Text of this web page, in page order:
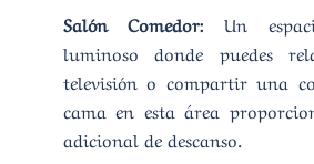
Salón Comedor: Un
luminoso donde puedes
televisión o compartir una
cama en esta área
adicional de descanso.